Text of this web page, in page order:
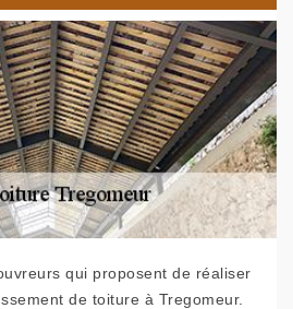
qui proposent de réaliser
de toiture à Tregomeur.